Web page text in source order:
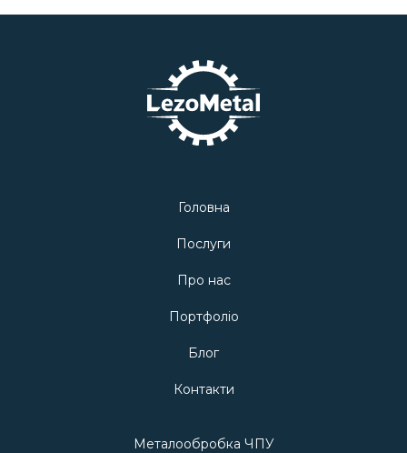
Головна
Послуги
Про нас
Портфоліо
Блог
Контакти
Металообробка ЧПУ